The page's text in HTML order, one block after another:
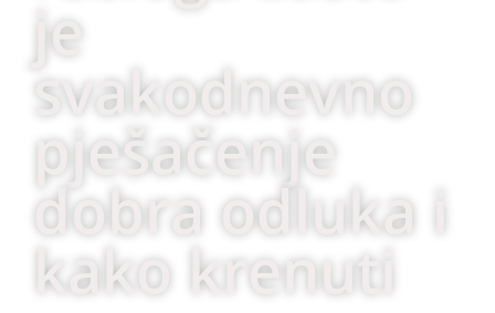
je
svakodnevno
pješačenje
dobra odluka i
kako krenuti